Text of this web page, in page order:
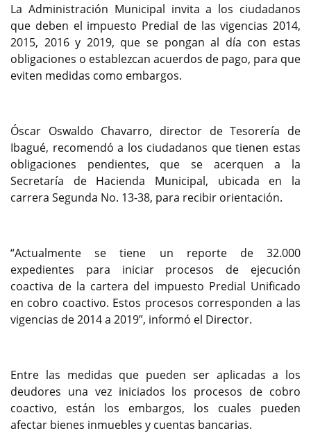
La Administración Municipal invita a los ciudadanos
que deben el impuesto Predial de las vigencias 2014,
2015, 2016 y 2019, que se pongan al día con estas
obligaciones o establezcan acuerdos de pago, para que
eviten medidas como embargos.
Óscar Oswaldo Chavarro, director de Tesorería de
Ibagué, recomendó a los ciudadanos que tienen estas
obligaciones pendientes, que se acerquen a la
Secretaría de Hacienda Municipal, ubicada en la
carrera Segunda No. 13-38, para recibir orientación.
“Actualmente se tiene un reporte de 32.000
expedientes para iniciar procesos de ejecución
coactiva de la cartera del impuesto Predial Unificado
en cobro coactivo. Estos procesos corresponden a las
vigencias de 2014 a 2019”, informó el Director.
Entre las medidas que pueden ser aplicadas a los
deudores una vez iniciados los procesos de cobro
coactivo, están los embargos, los cuales pueden
afectar bienes inmuebles y cuentas bancarias.